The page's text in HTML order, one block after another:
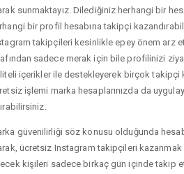
sunmaktayız. Dilediğiniz herhangi bir
bir profil hesabına takipçi
takipçileri kesinlikle epey önem arz
sadece merak için bile profilinizi
içerikler ile destekleyerek birçok takipçi
işlemi marka hesaplarınızda da
güvenilirliği söz konusu olduğunda
ücretsiz Instagram takipçileri kazanmak
kişileri sadece birkaç gün içinde takip